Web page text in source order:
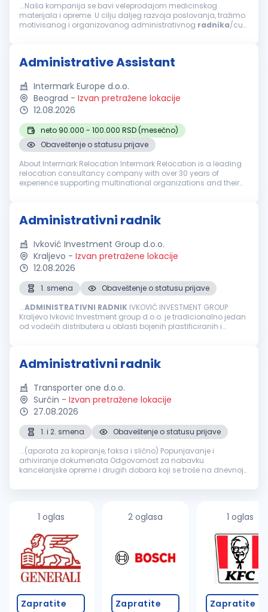
...Naša kompanija se bavi veleprodajom medicinskog
materijala i opreme. U cilju daljeg razvoja poslovanja, tražimo
motivisanog i organizovanog administrativnog radnika/cu
Administrative Assistant
Intermark Europe d.o.o.
Beograd - Izvan pretražene lokacije
12.08.2026
neto 90.000 - 100.000 RSD (mesečno)
Obaveštenje o statusu prijave
About Intermark Relocation Intermark Relocation is a leading
relocation consultancy company with over 30 years of
experience supporting multinational organizations and their
Administrativni radnik
Ivković Investment Group d.o.o.
Kraljevo - Izvan pretražene lokacije
12.08.2026
1. smena
Obaveštenje o statusu prijave
...ADMINISTRATIVNI RADNIK IVKOVIĆ INVESTMENT GROUP
Kraljevo Ivković Investment group d.o.o. je tradicionalno jedan
od vodećih distributera u oblasti bojenih plastificiranih i
Administrativni radnik
Transporter one d.o.o.
Surčin - Izvan pretražene lokacije
27.08.2026
1. i 2. smena
Obaveštenje o statusu prijave
...(aparata za kopiranje, faksa i slično) Popunjavanje i
arhiviranje dokumenata Odgovornost za nabavku
kancelarijske opreme i drugih dobara koji se troše na dnevnoj
radnik
1 oglas
Zapratite
2 oglasa
Zapratite
1 oglas
Zapratite